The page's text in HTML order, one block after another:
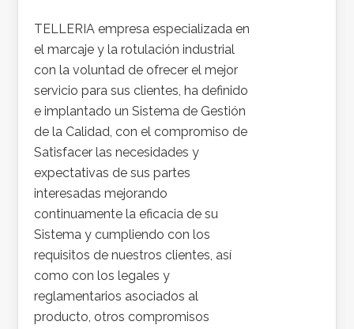
TELLERIA empresa especializada en
el marcaje y la rotulación industrial
con la voluntad de ofrecer el mejor
servicio para sus clientes, ha definido
e implantado un Sistema de Gestión
de la Calidad, con el compromiso de
Satisfacer las necesidades y
expectativas de sus partes
interesadas mejorando
continuamente la eficacia de su
Sistema y cumpliendo con los
requisitos de nuestros clientes, así
como con los legales y
reglamentarios asociados al
producto, otros compromisos